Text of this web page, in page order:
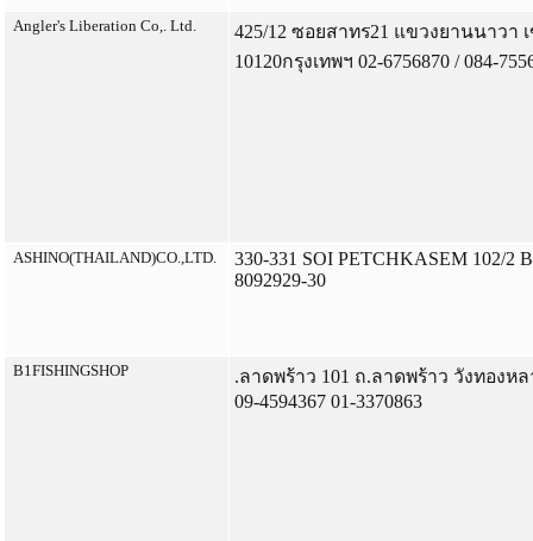
Angler's Liberation Co,. Ltd.
425/12 ซอยสาทร21 แขวงยานนาวา
10120กรุงเทพฯ 02-6756870 / 084-
ASHINO(THAILAND)CO.,LTD.
330-331 SOI PETCHKASEM 102/2
8092929-30
B1FISHINGSHOP
.ลาดพร้าว 101 ถ.ลาดพร้าว วังทองห
09-4594367 01-3370863